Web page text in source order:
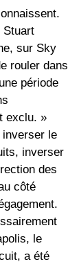
Stuart
sur Sky
rouler dans
période
exclu. »
le
inverser
des
côté
le
a été